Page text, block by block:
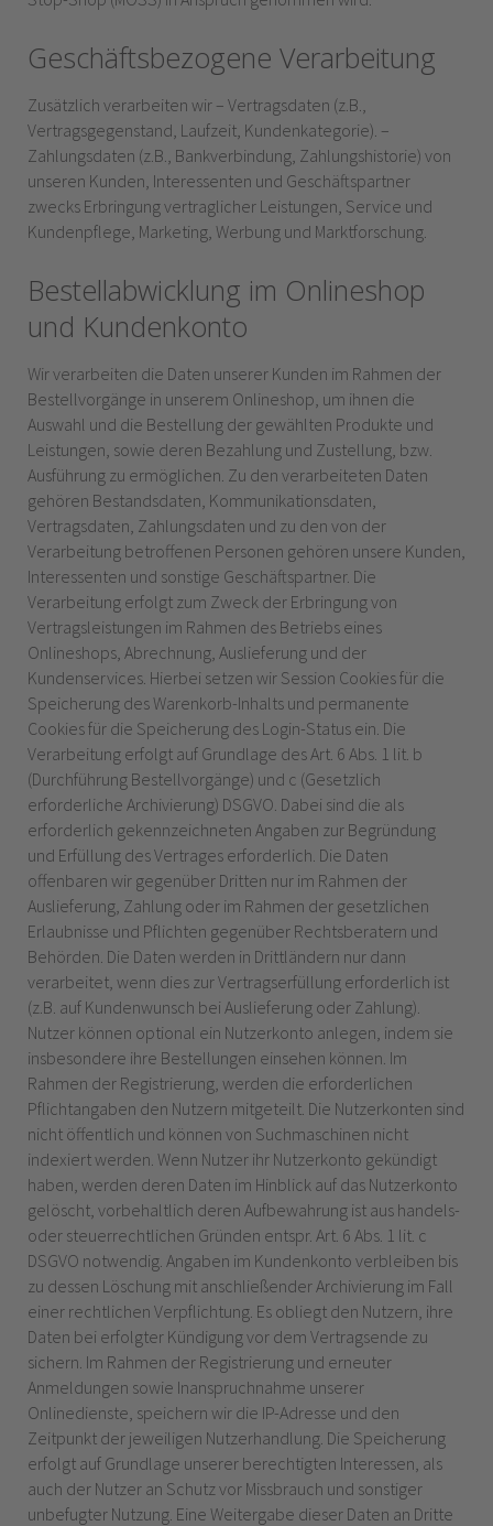
Geschäftsbezogene Verarbeitung
Zusätzlich verarbeiten wir – Vertragsdaten (z.B.,
Vertragsgegenstand, Laufzeit, Kundenkategorie). –
Zahlungsdaten (z.B., Bankverbindung, Zahlungshistorie) von
unseren Kunden, Interessenten und Geschäftspartner
zwecks Erbringung vertraglicher Leistungen, Service und
Kundenpflege, Marketing, Werbung und Marktforschung.
Bestellabwicklung im Onlineshop
und Kundenkonto
Wir verarbeiten die Daten unserer Kunden im Rahmen der
Bestellvorgänge in unserem Onlineshop, um ihnen die
Auswahl und die Bestellung der gewählten Produkte und
Leistungen, sowie deren Bezahlung und Zustellung, bzw.
Ausführung zu ermöglichen. Zu den verarbeiteten Daten
gehören Bestandsdaten, Kommunikationsdaten,
Vertragsdaten, Zahlungsdaten und zu den von der
Verarbeitung betroffenen Personen gehören unsere Kunden,
Interessenten und sonstige Geschäftspartner. Die
Verarbeitung erfolgt zum Zweck der Erbringung von
Vertragsleistungen im Rahmen des Betriebs eines
Onlineshops, Abrechnung, Auslieferung und der
Kundenservices. Hierbei setzen wir Session Cookies für die
Speicherung des Warenkorb-Inhalts und permanente
Cookies für die Speicherung des Login-Status ein. Die
Verarbeitung erfolgt auf Grundlage des Art. 6 Abs. 1 lit. b
(Durchführung Bestellvorgänge) und c (Gesetzlich
erforderliche Archivierung) DSGVO. Dabei sind die als
erforderlich gekennzeichneten Angaben zur Begründung
und Erfüllung des Vertrages erforderlich. Die Daten
offenbaren wir gegenüber Dritten nur im Rahmen der
Auslieferung, Zahlung oder im Rahmen der gesetzlichen
Erlaubnisse und Pflichten gegenüber Rechtsberatern und
Behörden. Die Daten werden in Drittländern nur dann
verarbeitet, wenn dies zur Vertragserfüllung erforderlich ist
(z.B. auf Kundenwunsch bei Auslieferung oder Zahlung).
Nutzer können optional ein Nutzerkonto anlegen, indem sie
insbesondere ihre Bestellungen einsehen können. Im
Rahmen der Registrierung, werden die erforderlichen
Pflichtangaben den Nutzern mitgeteilt. Die Nutzerkonten sind
nicht öffentlich und können von Suchmaschinen nicht
indexiert werden. Wenn Nutzer ihr Nutzerkonto gekündigt
haben, werden deren Daten im Hinblick auf das Nutzerkonto
gelöscht, vorbehaltlich deren Aufbewahrung ist aus handels-
oder steuerrechtlichen Gründen entspr. Art. 6 Abs. 1 lit. c
DSGVO notwendig. Angaben im Kundenkonto verbleiben bis
zu dessen Löschung mit anschließender Archivierung im Fall
einer rechtlichen Verpflichtung. Es obliegt den Nutzern, ihre
Daten bei erfolgter Kündigung vor dem Vertragsende zu
sichern. Im Rahmen der Registrierung und erneuter
Anmeldungen sowie Inanspruchnahme unserer
Onlinedienste, speichern wir die IP-Adresse und den
Zeitpunkt der jeweiligen Nutzerhandlung. Die Speicherung
erfolgt auf Grundlage unserer berechtigten Interessen, als
auch der Nutzer an Schutz vor Missbrauch und sonstiger
unbefugter Nutzung. Eine Weitergabe dieser Daten an Dritte